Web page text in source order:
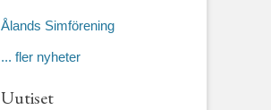
Ålands Simförening
... fler nyheter
Uutiset